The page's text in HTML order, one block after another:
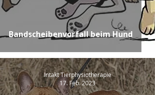
Bandscheibenvorfall beim Hund
Intakt Tierphysiotherapie
17. Feb. 2023